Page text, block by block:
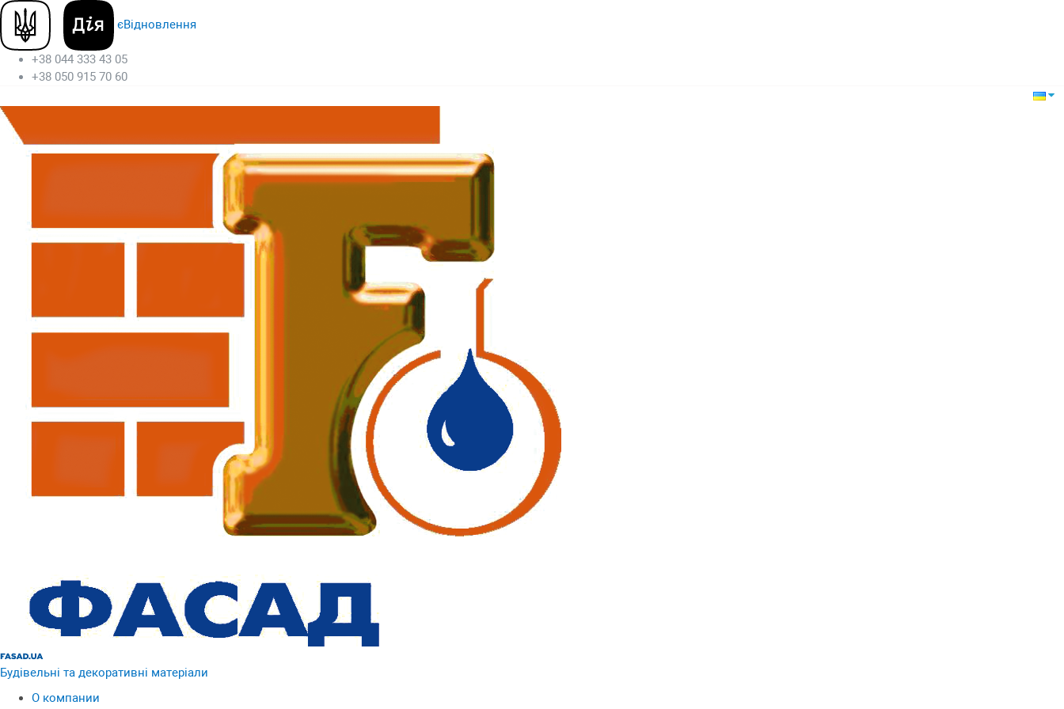
єВідновлення
+38 044 333 43 05
+38 050 915 70 60
Будівельні та декоративні матеріали
О компании